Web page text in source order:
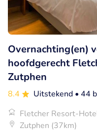
Overnachting(en)
hoofdgerecht
Zutphen
8.4 Uitstekend • 44
Fletcher Resort-
Zutphen (37km)